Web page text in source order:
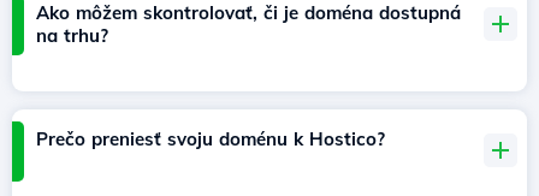
Ako môžem skontrolovať, či je doména dostupná
na trhu?
Prečo preniesť svoju doménu k Hostico?